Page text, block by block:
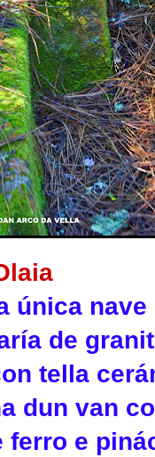
nave
de
tella
dun van
ferro e